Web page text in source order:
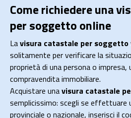
Come richiedere una
per soggetto online
Lavisura catastale per soggetto
solitamente per verificare la
proprietà di una persona o impresa,
compravendita immobiliare.
Acquistare unavisura catastale
semplicissimo: scegli se effettuare
provinciale o nazionale, inserisci il